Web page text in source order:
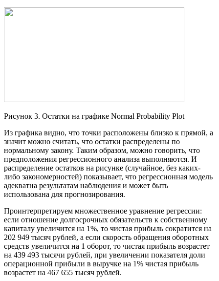
Рисунок 3. Остатки на графике Normal Probability Plot
Из графика видно, что точки расположены близко к прямой, а
значит можно считать, что остатки распределены по
нормальному закону. Таким образом, можно говорить, что
предположения регрессионного анализа выполняются. И
распределение остатков на рисунке (случайное, без каких-
либо закономерностей) показывает, что регрессионная модель
адекватна результатам наблюдения и может быть
использована для прогнозирования.
Проинтерпретируем множественное уравнение регрессии:
если отношение долгосрочных обязательств к собственному
капиталу увеличится на 1%, то чистая прибыль сократится на
202 949 тысяч рублей, а если скорость обращения оборотных
средств увеличится на 1 оборот, то чистая прибыль возрастет
на 439 493 тысячи рублей, при увеличении показателя доли
операционной прибыли в выручке на 1% чистая прибыль
возрастет на 467 655 тысяч рублей.